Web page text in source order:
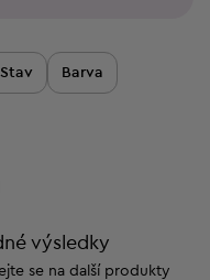
Stav Barva
výsledky
se na další produkty